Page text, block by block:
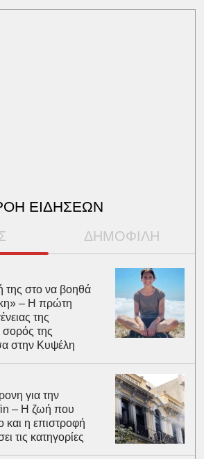
ΕΙΔΗΣΕΩΝ
ΔΗΜΟΦΙΛΗ
της στο να βοηθά
– Η πρώτη
της
σορός της
στην Κυψέλη
για την
– Η ζωή που
και η επιστροφή
τις κατηγορίες